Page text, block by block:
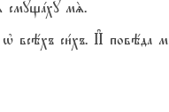
смущaху мS.
си1хъ. И# повёда